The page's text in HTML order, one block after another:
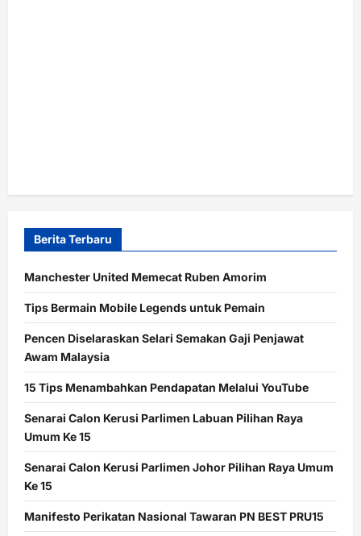
Berita Terbaru
Manchester United Memecat Ruben Amorim
Tips Bermain Mobile Legends untuk Pemain
Pencen Diselaraskan Selari Semakan Gaji Penjawat
Awam Malaysia
15 Tips Menambahkan Pendapatan Melalui YouTube
Senarai Calon Kerusi Parlimen Labuan Pilihan Raya
Umum Ke 15
Senarai Calon Kerusi Parlimen Johor Pilihan Raya Umum
Ke 15
Manifesto Perikatan Nasional Tawaran PN BEST PRU15